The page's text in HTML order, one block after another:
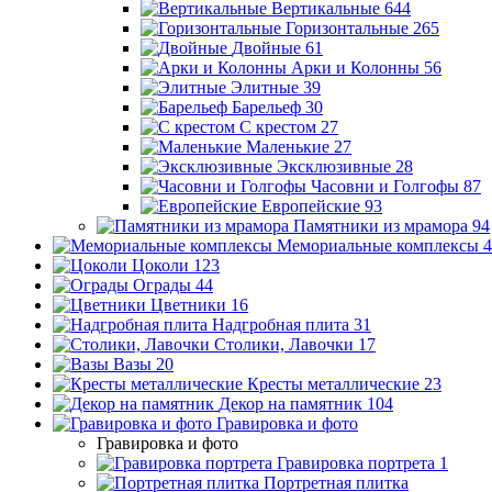
Вертикальные 644
Горизонтальные 265
Двойные 61
Арки и Колонны 56
Элитные 39
Барельеф 30
С крестом 27
Маленькие 27
Эксклюзивные 28
Часовни и Голгофы 87
Европейские 93
Памятники из мрамора 94
Мемориальные комплексы
Цоколи 123
Ограды 44
Цветники 16
Надгробная плита 31
Столики, Лавочки 17
Вазы 20
Кресты металлические 23
Декор на памятник 104
Гравировка и фото
Гравировка и фото
Гравировка портрета 1
Портретная плитка